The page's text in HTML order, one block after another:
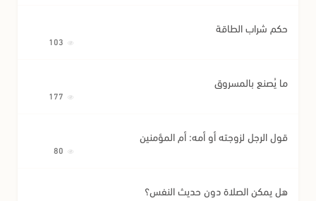
حكم شراب الطاقة
ما يُصنع بالمسروق
قول الرجل لزوجته أو أمه: أم المؤمنين
هل يمكن الصلاة دون حديث النفس؟